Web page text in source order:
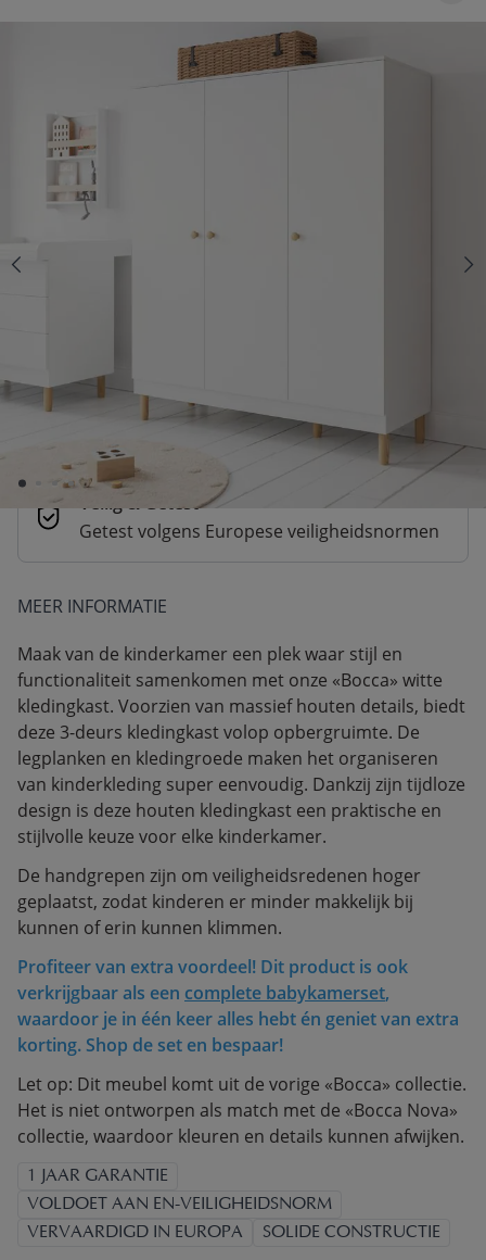
3 DEURS KLEDINGKAST «BOCCA» | WIT
Betaal nu of in 3 delen
Veilig afrekenen met verschillende
betaalmethoden
Veilig & Getest
Getest volgens Europese veiligheidsnormen
MEER INFORMATIE
Maak van de kinderkamer een plek waar stijl en
functionaliteit samenkomen met onze «Bocca» witte
kledingkast. Voorzien van massief houten details, biedt
deze 3-deurs kledingkast volop opbergruimte. De
legplanken en kledingroede maken het organiseren
van kinderkleding super eenvoudig. Dankzij zijn tijdloze
design is deze houten kledingkast een praktische en
stijlvolle keuze voor elke kinderkamer.
De handgrepen zijn om veiligheidsredenen hoger
geplaatst, zodat kinderen er minder makkelijk bij
kunnen of erin kunnen klimmen.
Profiteer van extra voordeel! Dit product is ook
verkrijgbaar als een complete babykamerset,
waardoor je in één keer alles hebt én geniet van extra
korting. Shop de set en bespaar!
Let op: Dit meubel komt uit de vorige «Bocca» collectie.
Het is niet ontworpen als match met de «Bocca Nova»
collectie, waardoor kleuren en details kunnen afwijken.
1 JAAR GARANTIE
VOLDOET AAN EN-VEILIGHEIDSNORM
VERVAARDIGD IN EUROPA
SOLIDE CONSTRUCTIE